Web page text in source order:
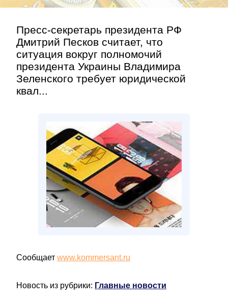
Пресс-секретарь президента РФ
Дмитрий Песков считает, что
ситуация вокруг полномочий
президента Украины Владимира
Зеленского требует юридической
квал...
Сообщает www.kommersant.ru
Новость из рубрики: Главные новости
Контакт »